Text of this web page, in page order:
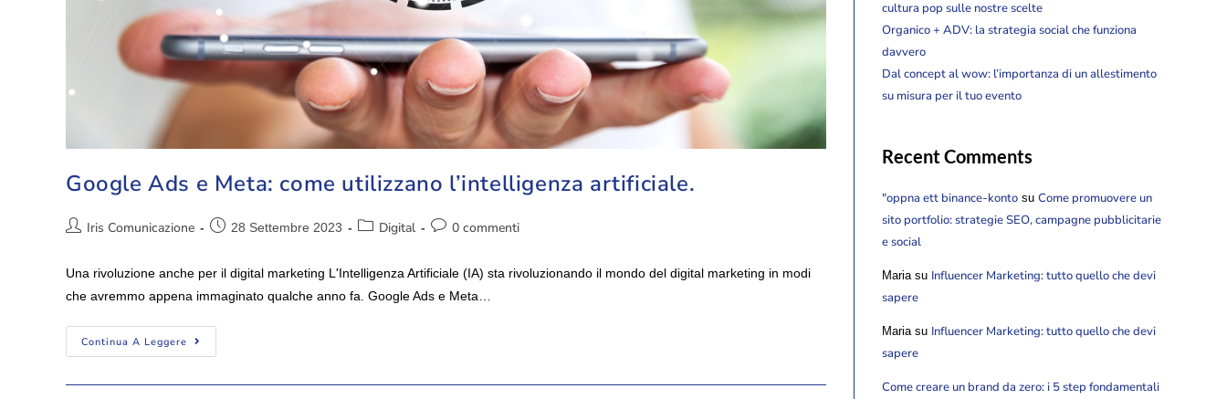
Google Ads e Meta: come utilizzano l’intelligenza artificiale.
Iris Comunicazione 28 Settembre 2023 Digital 0 commenti
Una rivoluzione anche per il digital marketing L'Intelligenza Artificiale (IA) sta rivoluzionando il mondo del digital marketing in modi
che avremmo appena immaginato qualche anno fa. Google Ads e Meta…
Continua A Leggere
cultura pop sulle nostre scelte
Organico + ADV: la strategia social che funziona
davvero
Dal concept al wow: l’importanza di un allestimento
su misura per il tuo evento
Recent Comments
"oppna ett binance-konto su Come promuovere un
sito portfolio: strategie SEO, campagne pubblicitarie
e social
Maria su Influencer Marketing: tutto quello che devi
sapere
Maria su Influencer Marketing: tutto quello che devi
sapere
Come creare un brand da zero: i 5 step fondamentali